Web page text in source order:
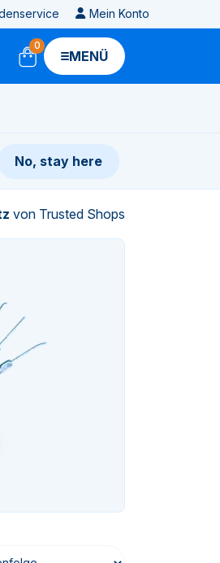
Mein Konto
0
MENÜ
No, stay here
von Trusted Shops